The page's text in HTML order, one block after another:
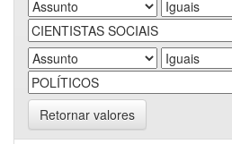
Retornar valores